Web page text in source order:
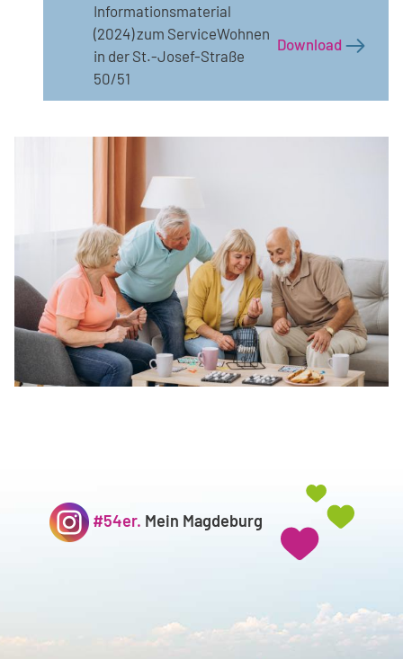
Informationsmaterial
(2024) zum ServiceWohnen
in der St.-Josef-Straße
50/51
Download
#54er. Mein Magdeburg